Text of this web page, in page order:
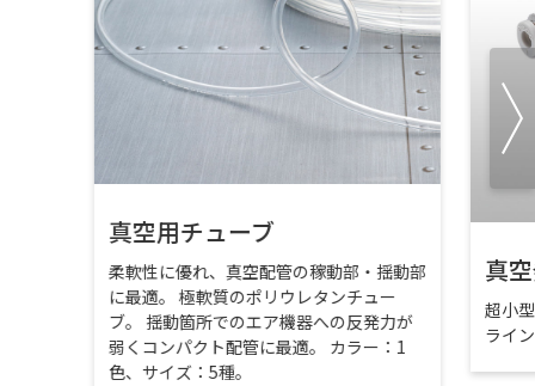
真空用チューブ
柔軟性に優れ、真空配管の稼動部・揺動部
に最適。 極軟質のポリウレタンチュー
ブ。 揺動箇所でのエア機器への反発力が
弱くコンパクト配管に最適。 カラー：1
色、サイズ：5種。
真
超小
ライ